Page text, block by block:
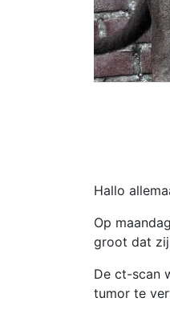
Hallo
Op
groot dat
De ct-scan
tumor te